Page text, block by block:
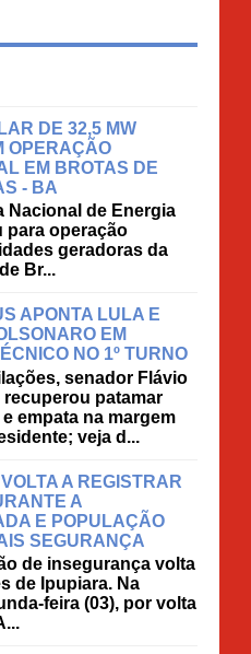
DE 32,5 MW
OPERAÇÃO
EM BROTAS DE
- BA
Nacional de Energia
para operação
geradoras da
Br...
APONTA LULA E
EM
NO 1º TURNO
senador Flávio
recuperou patamar
empata na margem
veja d...
VOLTA A REGISTRAR
A
E POPULAÇÃO
SEGURANÇA
de insegurança volta
de Ipupiara. Na
feira (03), por volta